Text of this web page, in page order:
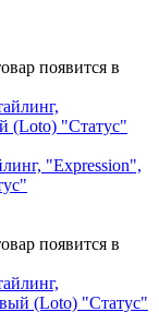
появится в
"Expression",
появится в